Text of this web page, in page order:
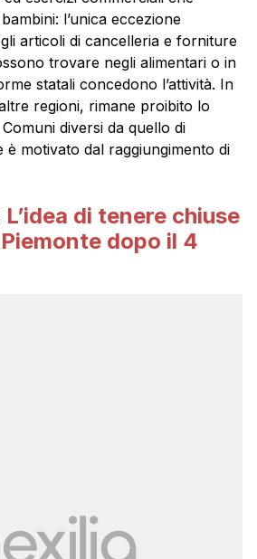
l’unica eccezione
articoli di cancelleria e forniture
trovare negli alimentari o in
statali concedono l’attività. In
regioni, rimane proibito lo
diversi da quello di
è motivato dal raggiungimento di
L’idea di tenere chiuse
dopo il 4